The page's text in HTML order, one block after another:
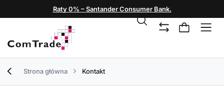
Raty 0% – Santander Consumer Bank.
Strona główna Kontakt